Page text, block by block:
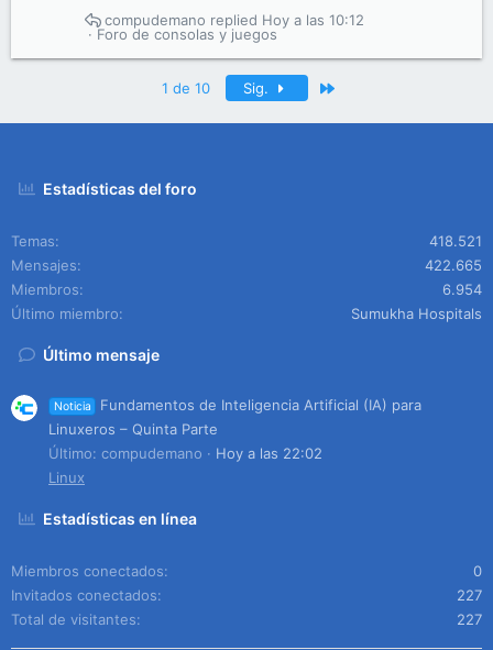
Foro de consolas y juegos
Hoy a las 10:12
compudemano
1 de 10 Sig.
Estadísticas del foro
Temas
418.521
Mensajes
422.665
Miembros
6.954
Último miembro
Sumukha Hospitals
Último mensaje
Noticia
Fundamentos de Inteligencia Artificial (IA) para
Linuxeros – Quinta Parte
Último: compudemano
Hoy a las 22:02
Linux
Estadísticas en línea
Miembros conectados
0
Invitados conectados
227
Total de visitantes
227